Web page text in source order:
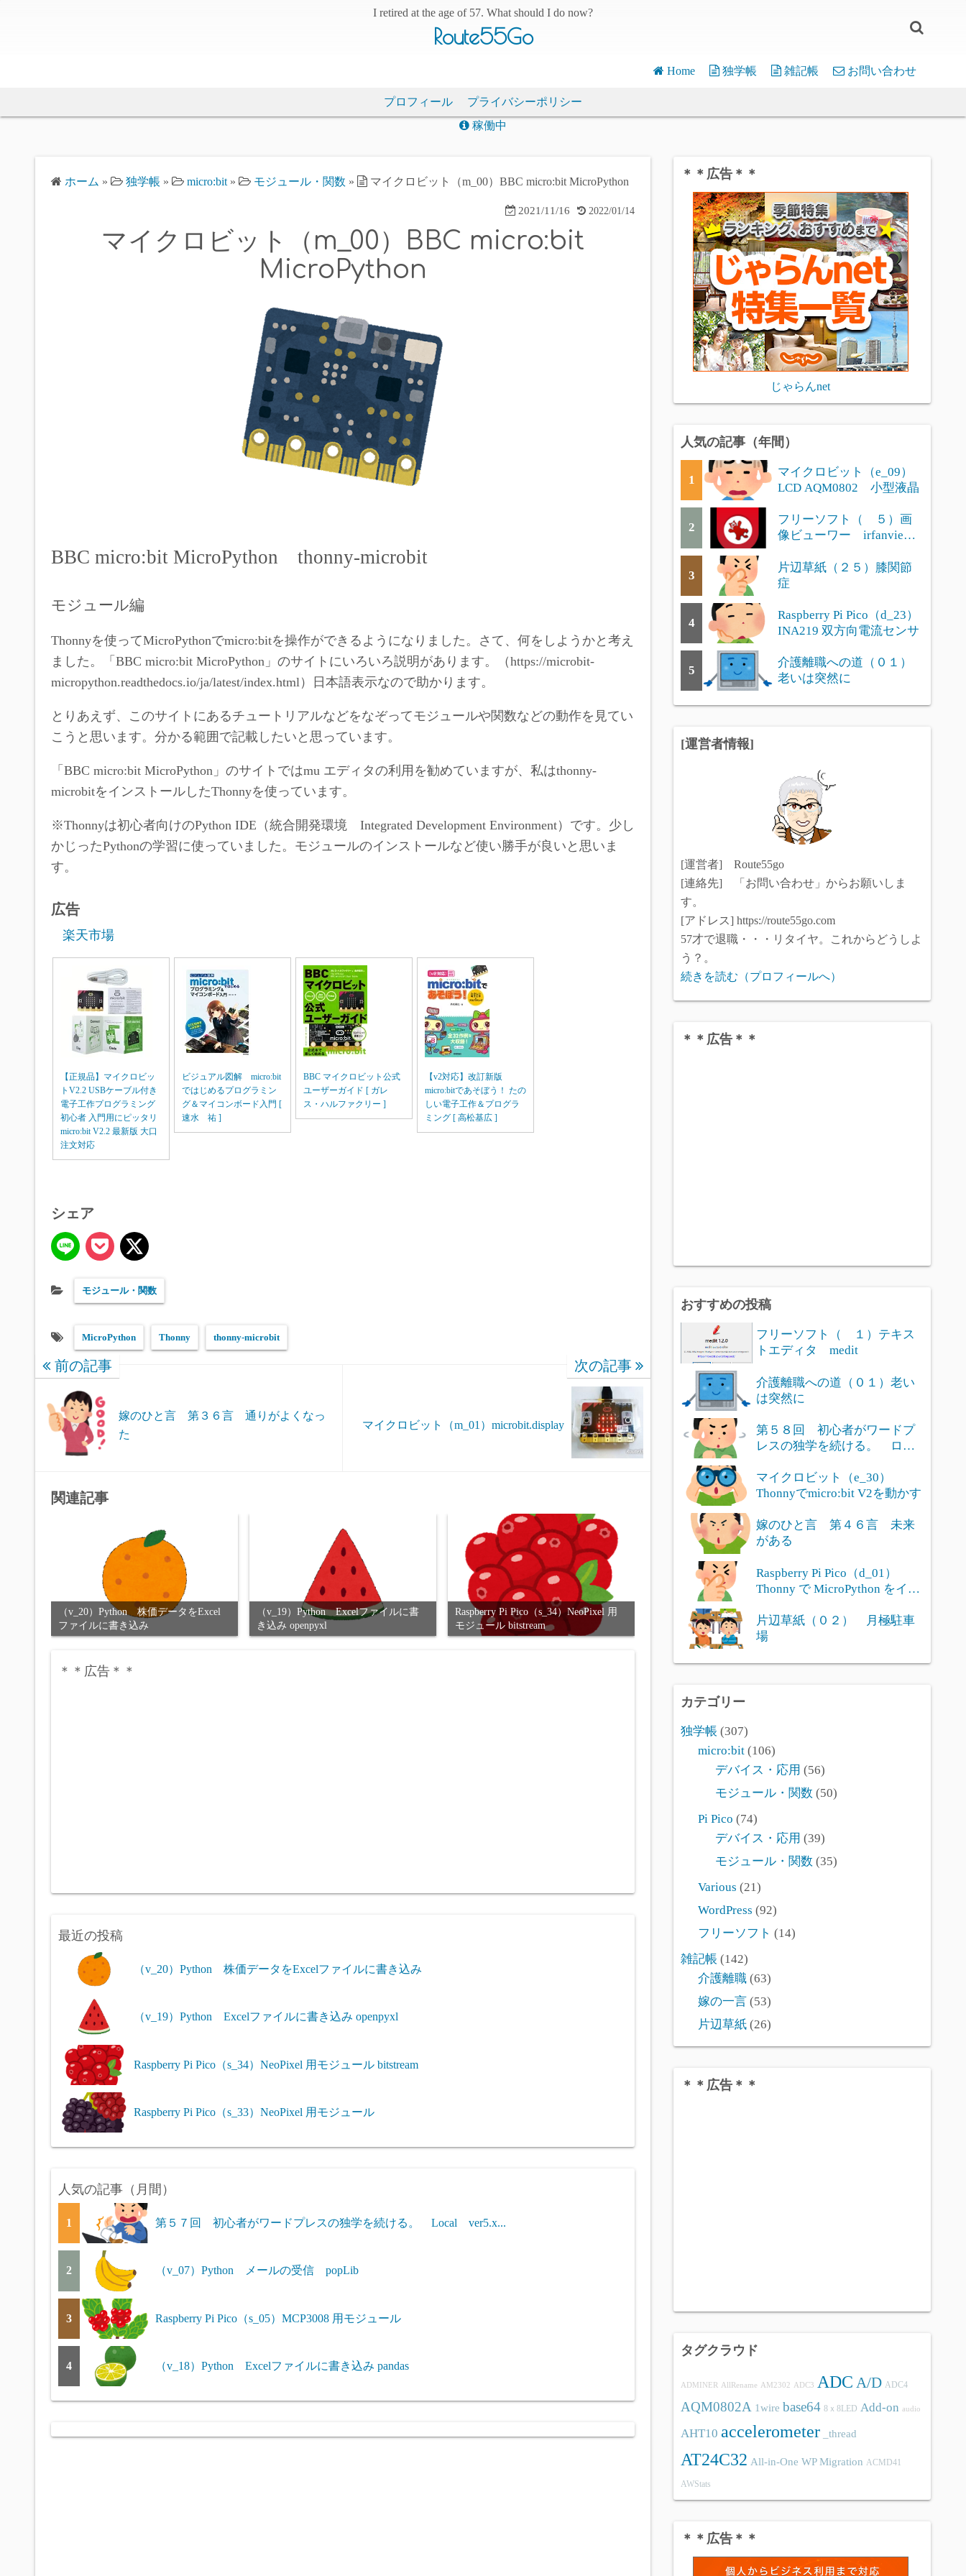
I retired at the age of 57. What should I do now?
Route55Go
Home 独学帳
Pi Pico
モジュール・関数
Various
フリーソフト
雑記帳 お問い合わせ
プロフィール
プライバシーポリシー
稼働中
ホーム » 独学帳 » micro:bit » モジュール・関数 » マイクロビット（m_00）BBC micro:bit MicroPython
2021/11/16 2022/01/14
マイクロビット（m_00）BBC micro:bit
MicroPython
BBC micro:bit MicroPython thonny-microbit
モジュール編
Thonnyを使ってMicroPythonでmicro:bitを操作ができるようになりました。さて、何をしようかと考え
ました。「BBC micro:bit MicroPython」のサイトにいろいろ説明があります。（https://microbit-
micropython.readthedocs.io/ja/latest/index.html）日本語表示なので助かります。
とりあえず、このサイトにあるチュートリアルなどをなぞってモジュールや関数などの動作を見てい
こうと思います。分かる範囲で記載したいと思っています。
「BBC micro:bit MicroPython」のサイトではmu エディタの利用を勧めていますが、私はthonny-
microbitをインストールしたThonnyを使っています。
※Thonnyは初心者向けのPython IDE（統合開発環境 Integrated Development Environment）です。少し
かじったPythonの学習に使っていました。モジュールのインストールなど使い勝手が良いと思いま
す。
広告
楽天市場
【正規品】マイクロビッ
トV2.2 USBケーブル付き
電子工作プログラミング
初心者 入門用にピッタリ
micro:bit V2.2 最新版 大口
注文対応
ビジュアル図解 micro:bit
ではじめるプログラミン
グ＆マイコンボード入門 [
速水 祐 ]
BBC マイクロビット公式
ユーザーガイド [ ガレ
ス・ハルファクリー ]
【v2対応】改訂新版
micro:bitであそぼう！ たの
しい電子工作＆プログラ
ミング [ 高松基広 ]
シェア
モジュール・関数
MicroPython Thonny thonny-microbit
前の記事
嫁のひと言 第３６言 通りがよくなっ
た
次の記事
マイクロビット（m_01）microbit.display
関連記事
（v_20）Python 株価データをExcel
ファイルに書き込み
（v_19）Python Excelファイルに書
き込み openpyxl
Raspberry Pi Pico（s_34）NeoPixel 用
モジュール bitstream
＊＊広告＊＊
最近の投稿
（v_20）Python 株価データをExcelファイルに書き込み
（v_19）Python Excelファイルに書き込み openpyxl
Raspberry Pi Pico（s_34）NeoPixel 用モジュール bitstream
Raspberry Pi Pico（s_33）NeoPixel 用モジュール
人気の記事（月間）
1 第５７回 初心者がワードプレスの独学を続ける。 Local ver5.x...
2 （v_07）Python メールの受信 popLib
3 Raspberry Pi Pico（s_05）MCP3008 用モジュール
4 （v_18）Python Excelファイルに書き込み pandas
＊＊広告＊＊
じゃらんnet
人気の記事（年間）
1
マイクロビット（e_09）
LCD AQM0802 小型液晶
2
フリーソフト（ ５）画
像ビューワー irfanview
3
片辺草紙（２５）膝関節
症
4
Raspberry Pi Pico（d_23）
INA219 双方向電流センサ
5
介護離職への道（０１）
老いは突然に
[運営者情報]
[運営者] Route55go
[連絡先] 「お問い合わせ」からお願いしま
す。
[アドレス] https://route55go.com
57才で退職・・・リタイヤ。これからどうしよ
う？。
続きを読む（プロフィールへ）
＊＊広告＊＊
おすすめの投稿
フリーソフト（ １）テキス
トエディタ medit
介護離職への道（０１）老い
は突然に
第５８回 初心者がワードプ
レスの独学を続ける。 ログ
マイクロビット（e_30）
Thonnyでmicro:bit V2を動かす
嫁のひと言 第４６言 未来
がある
Raspberry Pi Pico（d_01）
Thonny で MicroPython をイン
片辺草紙（０２） 月極駐車
場
カテゴリー
独学帳 (307)
micro:bit (106)
デバイス・応用 (56)
モジュール・関数 (50)
Pi Pico (74)
デバイス・応用 (39)
モジュール・関数 (35)
Various (21)
WordPress (92)
フリーソフト (14)
雑記帳 (142)
介護離職 (63)
嫁の一言 (53)
片辺草紙 (26)
＊＊広告＊＊
タグクラウド
ADMINER AllRename AM2302 ADC3 ADC A/D ADC4
AQM0802A 1wire base64 8ｘ8LED Add-on audio
AHT10 accelerometer _thread
AT24C32 All-in-One WP Migration ACMD41
AWStats
＊＊広告＊＊